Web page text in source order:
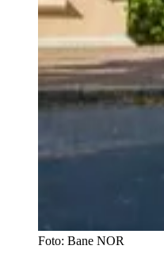
Foto: Bane NOR